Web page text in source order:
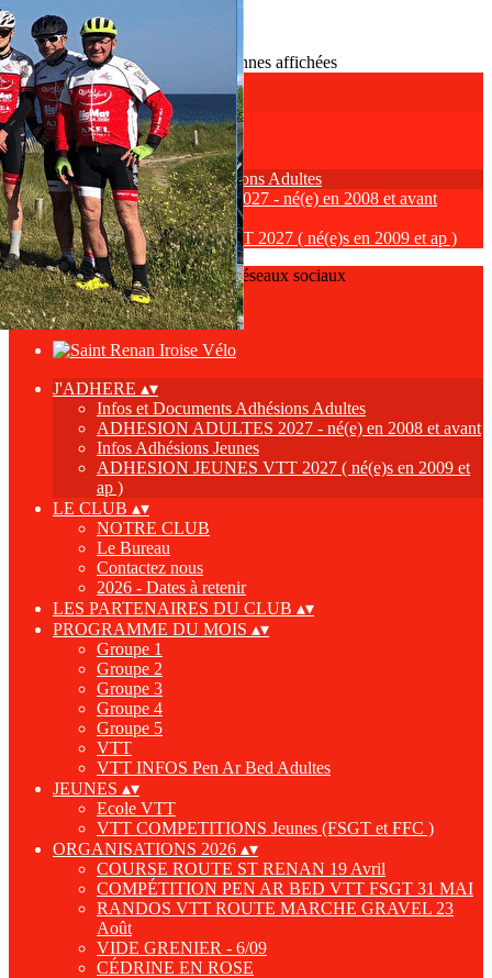
Exporter les lignes sélectionnées
Exporter toutes les colonnes
Exporter uniquement les colonnes affichées
Menu
<
>
Infos et Documents Adhésions Adultes
ADHESION ADULTES 2027 - né(e) en 2008 et avant
Infos Adhésions Jeunes
ADHESION JEUNES VTT 2027 ( né(e)s en 2009 et ap )
Ajoutez un logo, un bouton, des réseaux sociaux
Cliquez pour éditer
J'ADHERE ▴▾
Infos et Documents Adhésions Adultes
ADHESION ADULTES 2027 - né(e) en 2008 et avant
Infos Adhésions Jeunes
ADHESION JEUNES VTT 2027 ( né(e)s en 2009 et
ap )
LE CLUB ▴▾
NOTRE CLUB
Le Bureau
Contactez nous
2026 - Dates à retenir
LES PARTENAIRES DU CLUB ▴▾
PROGRAMME DU MOIS ▴▾
Groupe 1
Groupe 2
Groupe 3
Groupe 4
Groupe 5
VTT
VTT INFOS Pen Ar Bed Adultes
JEUNES ▴▾
Ecole VTT
VTT COMPETITIONS Jeunes (FSGT et FFC )
ORGANISATIONS 2026 ▴▾
COURSE ROUTE ST RENAN 19 Avril
COMPÉTITION PEN AR BED VTT FSGT 31 MAI
RANDOS VTT ROUTE MARCHE GRAVEL 23
Août
VIDE GRENIER - 6/09
CÉDRINE EN ROSE